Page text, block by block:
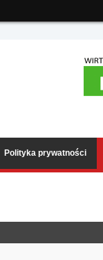
Polityka prywatności